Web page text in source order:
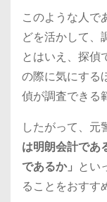
このような人で
どを活かして、
とはいえ、探偵
の際に気にする
偵が調査できる
したがって、元
は明朗会計であ
であるか」 とい
ることをおすす